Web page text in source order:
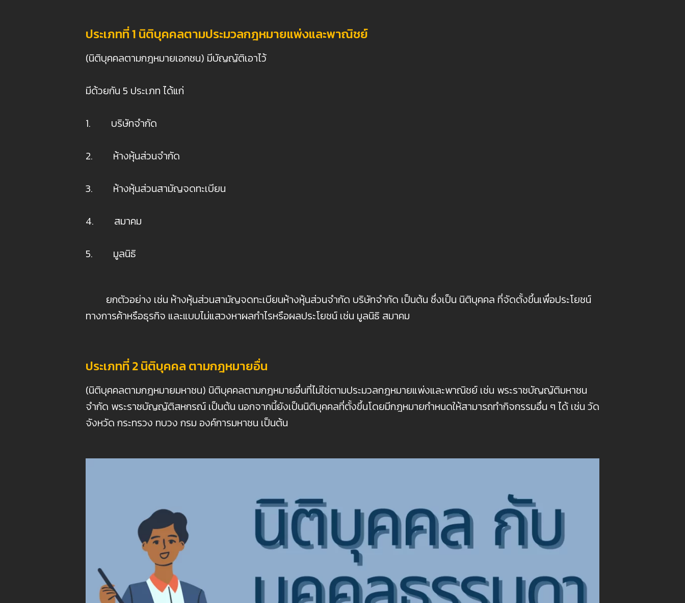
ประเภทที่ 1 นิติบุคคลตามประมวลกฎหมายแพ่งและพาณิชย์
(นิติบุคคลตามกฎหมายเอกชน) มีบัญญัติเอาไว้
มีด้วยกัน 5 ประเภท ได้แก่
1. บริษัทจำกัด
2. ห้างหุ้นส่วนจำกัด
3. ห้างหุ้นส่วนสามัญจดทะเบียน
4. สมาคม
5. มูลนิธิ
ยกตัวอย่าง เช่น ห้างหุ้นส่วนสามัญจดทะเบียนห้างหุ้นส่วนจำกัด บริษัทจำกัด เป็นต้น ซึ่งเป็น นิติบุคคล ที่จัดตั้งขึ้นเพื่อประโยชน์
ทางการค้าหรือธุรกิจ และแบบไม่แสวงหาผลกำไรหรือผลประโยชน์ เช่น มูลนิธิ สมาคม
ประเภทที่ 2 นิติบุคคล ตามกฎหมายอื่น
(นิติบุคคลตามกฎหมายมหาชน) นิติบุคคลตามกฎหมายอื่นที่ไม่ใช่ตามประมวลกฎหมายแพ่งและพาณิชย์ เช่น พระราชบัญญัติมหาชน
จำกัด พระราชบัญญัติสหกรณ์ เป็นต้น นอกจากนี้ยังเป็นนิติบุคคลที่ตั้งขึ้นโดยมีกฎหมายกำหนดให้สามารถทำกิจกรรมอื่น ๆ ได้ เช่น วัด
จังหวัด กระทรวง ทบวง กรม องค์การมหาชน เป็นต้น